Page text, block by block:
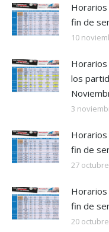
fin de
10
Horarios
los
3
fin de
27
fin de
20